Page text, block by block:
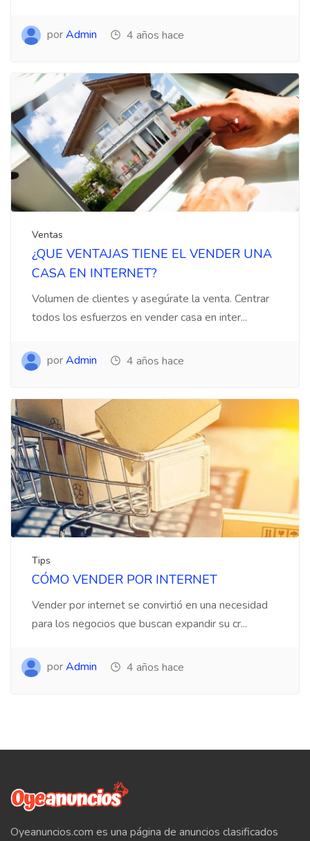
porAdmin 4 años hace
Ventas
¿QUE VENTAJAS TIENE EL VENDER UNA
CASA EN INTERNET?
Volumen de clientes y asegúrate la venta. Centrar
todos los esfuerzos en vender casa en inter...
porAdmin 4 años hace
Tips
CÓMO VENDER POR INTERNET
Vender por internet se convirtió en una necesidad
para los negocios que buscan expandir su cr...
porAdmin 4 años hace
Oyeanuncios.com es una página de anuncios clasificados